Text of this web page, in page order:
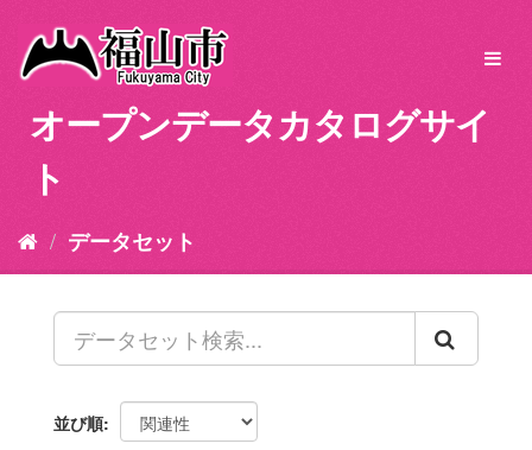
オープンデータカタログサイ
ト
データセット
並び順